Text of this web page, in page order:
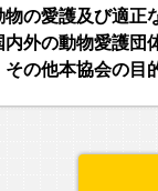
物の愛護及び適
内外の動物愛護団
その他本協会の